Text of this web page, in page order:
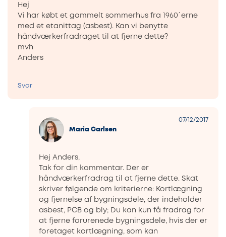
Hej
Vi har købt et gammelt sommerhus fra 1960´erne
med et etanittag (asbest). Kan vi benytte
håndværkerfradraget til at fjerne dette?
mvh
Anders
Svar
Maria Carlsen
07/12/2017
Hej Anders,
Tak for din kommentar. Der er
håndværkerfradrag til at fjerne dette. Skat
skriver følgende om kriterierne: Kortlægning
og fjernelse af bygningsdele, der indeholder
asbest, PCB og bly; Du kan kun få fradrag for
at fjerne forurenede bygningsdele, hvis der er
foretaget kortlægning, som kan